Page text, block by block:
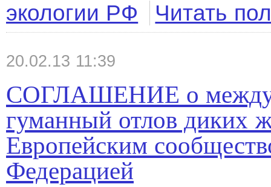
экологии РФ
Читать
20.02.13 11:39
СОГЛАШЕНИЕ о
гуманный отлов диких
Европейским
Федерацией